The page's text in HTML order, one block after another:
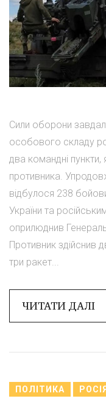
Сили оборони
особового складу
два командні пункти,
противника.
відбулося 238
України та
оприлюднив
Противник здійснив
три ракет...
ЧИТАТИ ДАЛІ
ПОЛІТИКА